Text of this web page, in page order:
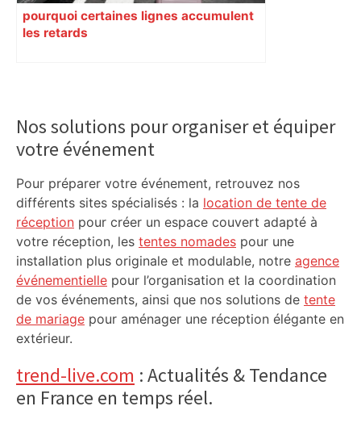
pourquoi certaines lignes accumulent
les retards
Sidebar
Nos solutions pour organiser et équiper
votre événement
Pour préparer votre événement, retrouvez nos
différents sites spécialisés : la location de tente de
réception pour créer un espace couvert adapté à
votre réception, les tentes nomades pour une
installation plus originale et modulable, notre agence
événementielle pour l’organisation et la coordination
de vos événements, ainsi que nos solutions de tente
de mariage pour aménager une réception élégante en
extérieur.
trend-live.com : Actualités & Tendance
en France en temps réel.